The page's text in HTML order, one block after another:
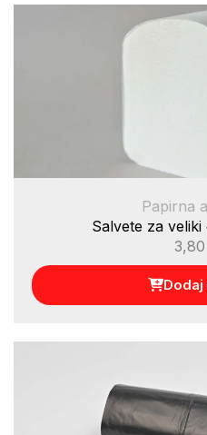
Papirna
Salvete za
3,80